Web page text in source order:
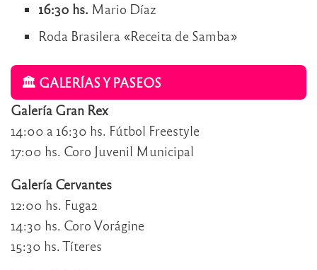
16:30 hs. Mario Díaz
Roda Brasilera «Receita de Samba»
🏛️ GALERÍAS Y PASEOS
Galería Gran Rex
14:00 a 16:30 hs. Fútbol Freestyle
17:00 hs. Coro Juvenil Municipal
Galería Cervantes
12:00 hs. Fuga2
14:30 hs. Coro Vorágine
15:30 hs. Títeres